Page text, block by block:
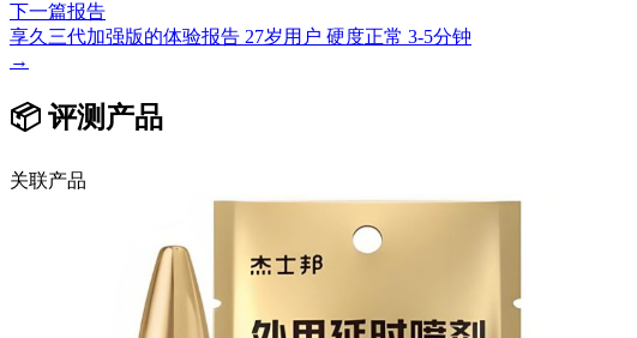
下一篇报告
享久三代加强版的体验报告 27岁用户 硬度正常 3-5分钟
→
📦 评测产品
关联产品